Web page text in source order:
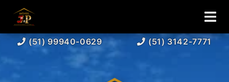
(51) 99940-0629 (51) 3142-7771